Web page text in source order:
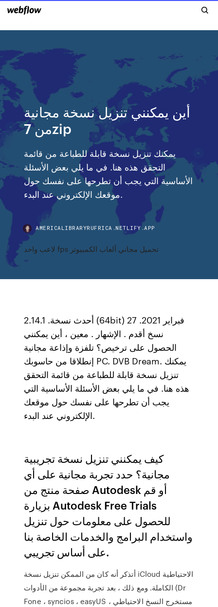
أين يمكنني تنزيل نسخة مجانية
من 7zip
يمكنك تنزيل نسخة قابلة للطباعة من قائمة
التحقق هذه هنا. في ما يلي بعض الأسئلة
الأساسية التي يجب أن تطرحها على نفسك حول
موقعك الإلكتروني عند البدء.
AMERICALIBRARYRUFRICA.NETLIFY.APP
لاعب واحد fps تحميل مجاني ألعاب الكمبيوتر
أحدث نسخة. 2.14.1 (64bit) 27 فبراير 2021.
نسخ أقدم . الإشهار . معين ، أين يمكنني
الحصول على ترخيص؟ تلفزة وإذاعة مجانية
إنطلاقا من حاسوبك PC. DVB Dream. يمكنك
تنزيل نسخة قابلة للطباعة من قائمة التحقق
هذه هنا. في ما يلي بعض الأسئلة الأساسية التي
يجب أن تطرحها على نفسك حول موقعك
الإلكتروني عند البدء.
كيف يمكنني تنزيل نسخة تجريبية
مجانية؟ حدد تجربة مجانية على أي
صفحة منتج من Autodesk أو قم
بزيارة Autodesk Free Trials
للحصول على معلومات حول تنزيل
واستخدام البرامج والخدمات الخاصة بنا
على أساس تجريبي.
أتذكر أنه كان من الممكن تنزيل نسخة iCloud الاحتياطية
الكاملة. ومع ذلك ، بعد تجربة مجموعة من الأدوات (Dr
Fone ، syncios ، easyUS ، مستخرج النسخ الاحتياطي